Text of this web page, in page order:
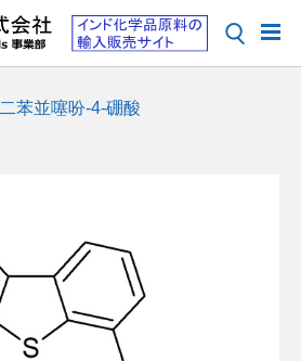
二苯並噻吩-4-硼酸